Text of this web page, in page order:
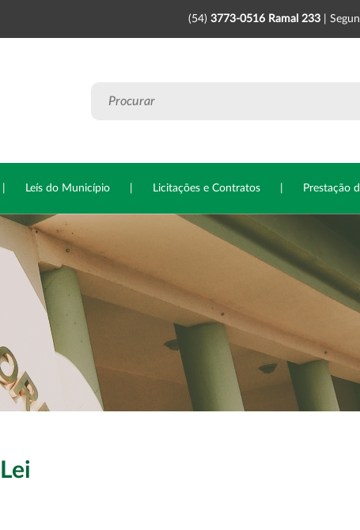
(54) 3773-0516 Ramal 233 |
Leís do Município Licitações e Contratos Prestação